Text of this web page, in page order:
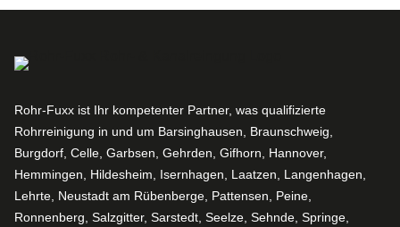
Rohr-Fuxx ist Ihr kompetenter Partner, was qualifizierte
Rohrreinigung in und um Barsinghausen, Braunschweig,
Burgdorf, Celle, Garbsen, Gehrden, Gifhorn, Hannover,
Hemmingen, Hildesheim, Isernhagen, Laatzen, Langenhagen,
Lehrte, Neustadt am Rübenberge, Pattensen, Peine,
Ronnenberg, Salzgitter, Sarstedt, Seelze, Sehnde, Springe,